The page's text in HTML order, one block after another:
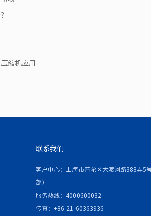
缩机应用
联系我们
客户中心：上海市普陀区大渡河路388弄5
部）
服务热线：4000600032
传真：+86-21-60363936